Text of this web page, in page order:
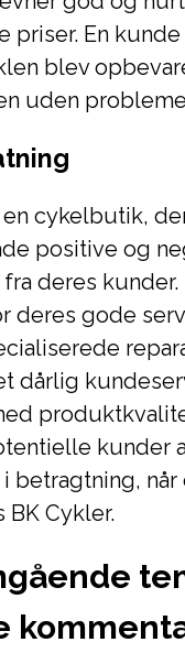
priser. En
blev
uden
cykelbutik,
positive og
deres
deres gode
dårlig
kunder
betragtning,
BK Cykler.